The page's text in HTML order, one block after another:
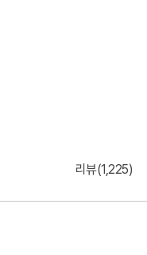
리뷰(1,225)